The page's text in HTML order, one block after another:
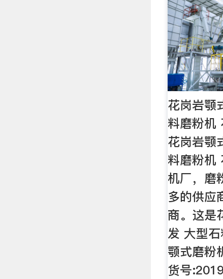
花岗岩颚
料磨粉机
花岗岩颚
料磨粉机
机厂，磨
多的供应
商。这是
发 大型
颚式磨粉
货号